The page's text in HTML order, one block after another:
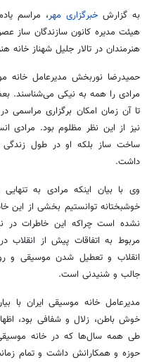
به گزارشخبرگزاری مهر، مراسم
هیئت مدیره کانون سازندگان ساز
هنرمندان در تالار جلیل شهناز خانه
حمیدرضا نوربخش مدیرعامل خانه
مرادی را همه به نیکی می‌شناسند.
تا آن زمان امکان برگزاری
نیز از این نظر مظلوم بود. مرادی
داشت.
وی با بیان اینکه مرادی به
خوشبختانه توانستیم بخشی از این
نشده است چراکه این خاطرات در
مربوط به اتفاقات پیش از
انقلاب و تعطیل شدن موسیقی و
جالب و شنیدنی است.
مدیرعامل خانه موسیقی ایران با
خوش باطن، زلال و شفافی بود،
طی همه سال‌ها که در خانه
حوزه و همکارانش داشت و تمام